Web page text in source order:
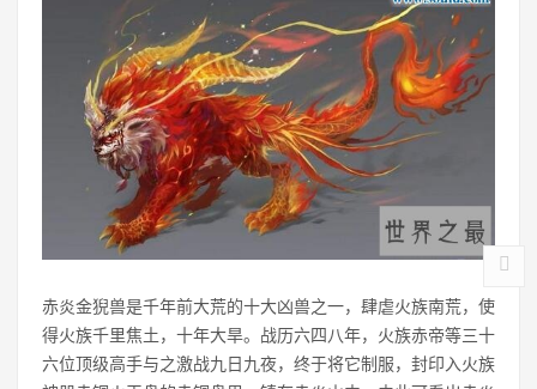
赤炎金猊兽是千年前大荒的十大凶兽之一，肆虐火族南荒，使
得火族千里焦土，十年大旱。战历六四八年，火族赤帝等三十
六位顶级高手与之激战九日九夜，终于将它制服，封印入火族